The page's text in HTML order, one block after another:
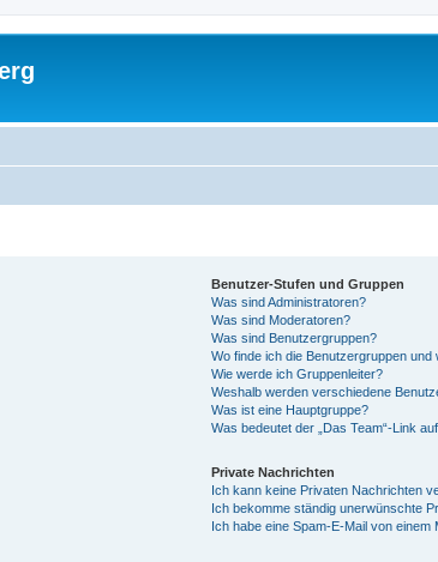
Benutzer-Stufen und Gruppen
Was sind Administratoren?
Was sind Moderatoren?
Was sind Benutzergruppen?
Wo finde ich die Benutzergruppen und
Wie werde ich Gruppenleiter?
Weshalb werden verschiedene
Was ist eine Hauptgruppe?
Was bedeutet der „Das Team“-Link
Private Nachrichten
Ich kann keine Privaten Nachrichten
Ich bekomme ständig unerwünschte
Ich habe eine Spam-E-Mail von einem